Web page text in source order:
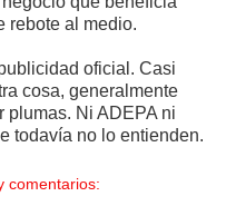
rebote al medio.
oficial. Casi
cosa, generalmente
plumas. Ni ADEPA ni
todavía no lo entienden.
comentarios: